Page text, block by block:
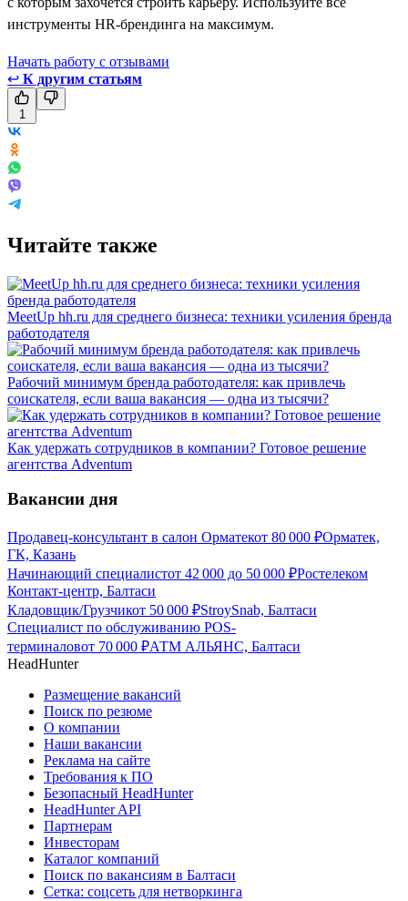
инструменты HR-брендинга на максимум.
Начать работу с отзывами
↩ К другим статьям
1
Читайте также
MeetUp hh.ru для среднего бизнеса: техники усиления бренда
работодателя
Рабочий минимум бренда работодателя: как привлечь
соискателя, если ваша вакансия — одна из тысячи?
Как удержать сотрудников в компании? Готовое решение
агентства Adventum
Вакансии дня
Продавец-консультант в салон Орматекот 80 000 ₽Орматек,
ГК, Казань
Начинающий специалистот 42 000 до 50 000 ₽Ростелеком
Контакт-центр, Балтаси
Кладовщик/Грузчикот 50 000 ₽StroySnab, Балтаси
Специалист по обслуживанию POS-
терминаловот 70 000 ₽АТМ АЛЬЯНС, Балтаси
HeadHunter
Размещение вакансий
Поиск по резюме
О компании
Наши вакансии
Реклама на сайте
Требования к ПО
Безопасный HeadHunter
HeadHunter API
Партнерам
Инвесторам
Каталог компаний
Поиск по вакансиям в Балтаси
Сетка: соцсеть для нетворкинга